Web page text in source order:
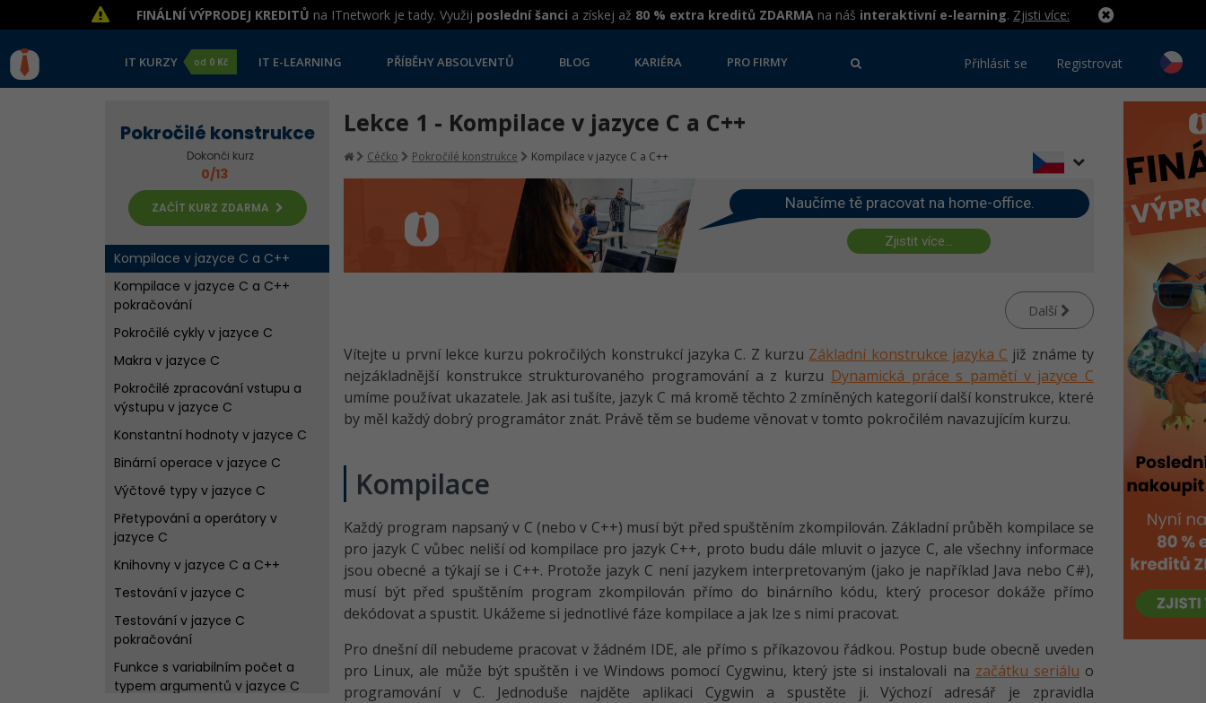
FINÁLNÍ VÝPRODEJ KREDITŮ na ITnetwork je tady. Využij poslední šanci a získej až 80 % extra kreditů ZDARMA na náš interaktivní e-learning. Zjisti více:
IT KURZY od 0 Kč IT E-LEARNING PŘÍBĚHY ABSOLVENTŮ BLOG KARIÉRA PRO FIRMY Přihlásit se Registrovat
Pokročilé konstrukce
Dokonči kurz
0/13
ZAČÍT KURZ ZDARMA
Kompilace v jazyce C a C++
Kompilace v jazyce C a C++
pokračování
Pokročilé cykly v jazyce C
Makra v jazyce C
Pokročilé zpracování vstupu a
výstupu v jazyce C
Konstantní hodnoty v jazyce C
Binární operace v jazyce C
Výčtové typy v jazyce C
Přetypování a operátory v
jazyce C
Knihovny v jazyce C a C++
Testování v jazyce C
Testování v jazyce C
pokračování
Funkce s variabilním počet a
typem argumentů v jazyce C
Lekce 1 - Kompilace v jazyce C a C++
Céčko Pokročilé konstrukce Kompilace v jazyce C a C++
Naučíme tě pracovat na home-office.
Zjistit více...
Další
Vítejte u první lekce kurzu pokročilých konstrukcí jazyka C. Z kurzu Základní konstrukce jazyka C již známe ty
nejzákladnější konstrukce strukturovaného programování a z kurzu Dynamická práce s pamětí v jazyce C
umíme používat ukazatele. Jak asi tušíte, jazyk C má kromě těchto 2 zmíněných kategorií další konstrukce, které
by měl každý dobrý programátor znát. Právě těm se budeme věnovat v tomto pokročilém navazujícím kurzu.
Kompilace
Každý program napsaný v C (nebo v C++) musí být před spuštěním zkompilován. Základní průběh kompilace se
pro jazyk C vůbec neliší od kompilace pro jazyk C++, proto budu dále mluvit o jazyce C, ale všechny informace
jsou obecné a týkají se i C++. Protože jazyk C není jazykem interpretovaným (jako je například Java nebo C#),
musí být před spuštěním program zkompilován přímo do binárního kódu, který procesor dokáže přímo
dekódovat a spustit. Ukážeme si jednotlivé fáze kompilace a jak lze s nimi pracovat.
Pro dnešní díl nebudeme pracovat v žádném IDE, ale přímo s příkazovou řádkou. Postup bude obecně uveden
pro Linux, ale může být spuštěn i ve Windows pomocí Cygwinu, který jste si instalovali na začátku seriálu o
programování v C. Jednoduše najděte aplikaci Cygwin a spustěte ji. Výchozí adresář je zpravidla